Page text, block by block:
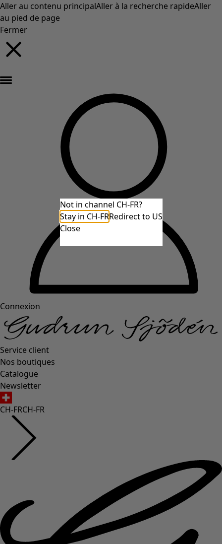
Aller au contenu principalAller à la recherche rapideAller
au pied de page
Fermer
Connexion
Service client
Nos boutiques
Catalogue
Newsletter
CH-FRCH-FR
Not in channel CH-FR?
Stay in CH-FRRedirect to US
Close